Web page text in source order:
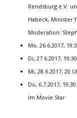
Rendsburg e.V.
Habeck, Minister
Moderation:
Mo, 26.6.2017,
Di, 27.6.2017,
Mi, 28.6.2017, 20
Do, 6.7.2017,
im Movie Star